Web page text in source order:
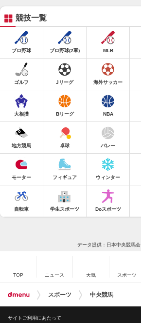
競技一覧
プロ野球 プロ野球(2軍) MLB
ゴルフ Jリーグ 海外サッカー
大相撲 Bリーグ NBA
地方競馬 卓球 バレー
モーター フィギュア ウィンター
自転車 学生スポーツ Doスポーツ
データ提供：日本中央競馬会
TOP ニュース 天気 スポーツ
スポーツ 中央競馬
サイトご利用にあたって